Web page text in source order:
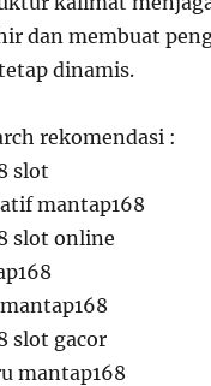
dan membuat
dinamis.
rekomendasi :
slot
mantap168
slot online
slot gacor
mantap168